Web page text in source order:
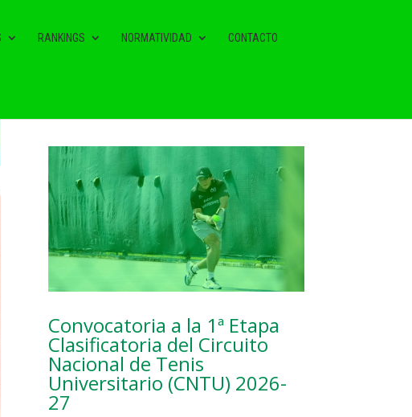
RANKINGS NORMATIVIDAD CONTACTO
Convocatoria a la 1ª Etapa
Clasificatoria del Circuito
Nacional de Tenis
Universitario (CNTU) 2026-
27